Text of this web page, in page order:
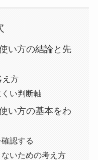
い方の結論と先
え方
い判断軸
い方の基本をわ
認する
いための考え方